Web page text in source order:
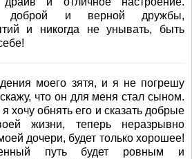
доброй и верной дружбы,
и никогда не унывать, быть
моего зятя, и я не погрешу
что он для меня стал сыном.
хочу обнять его и сказать добрые
жизни, теперь неразрывно
дочери, будет только хорошее!
путь будет ровным и